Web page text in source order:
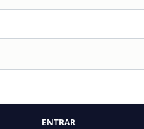
ENTRAR